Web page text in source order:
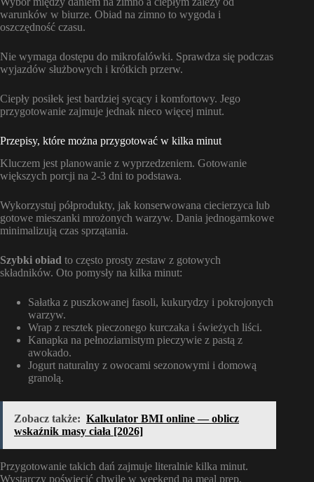
warunków w biurze. Obiad na zimno to wygoda i
oszczędność czasu.
Nie wymaga dostępu do mikrofalówki. Sprawdza się podczas
wyjazdów służbowych i krótkich przerw.
Ciepły posiłek jest bardziej sycący i komfortowy. Jego
przygotowanie zajmuje jednak nieco więcej minut.
Przepisy, które można przygotować w kilka minut
Kluczem jest planowanie z wyprzedzeniem. Gotowanie
większych porcji na 2-3 dni to podstawa.
Wykorzystuj półprodukty, jak konserwowana ciecierzyca lub
gotowe mieszanki mrożonych warzyw. Dania jednogarnkowe
minimalizują czas sprzątania.
Szybki obiad to często prosty zestaw z gotowych
składników. Oto pomysły na kilka minut:
Sałatka z puszkowanej fasoli, kukurydzy i pokrojonych
warzyw.
Wrap z resztek pieczonego kurczaka i świeżych liści.
Kanapka na pełnoziarnistym pieczywie z pastą z
awokado.
Jogurt naturalny z owocami sezonowymi i domową
granolą.
Zobacz także: Kalkulator BMI online — oblicz
wskaźnik masy ciała [2026]
Przygotowanie takich dań zajmuje literalnie kilka minut.
Wystarczy poświęcić chwilę w weekend na meal prep.